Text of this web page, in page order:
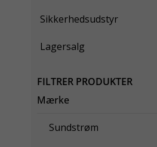
Sikkerhedsudstyr
Lagersalg
FILTRER PRODUKTER
Mærke
Sundstrøm